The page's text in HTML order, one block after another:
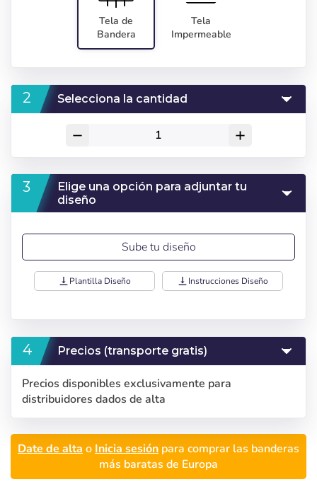
Usuario (CIF/NIF):
Selecciona tu idioma
Tela de
Bandera
Tela
Impermeable
Selecciona la cantidad
remove add
Elige una opción para adjuntar tu
diseño
Sube tu diseño
vertical_align_bottom Plantilla Diseño vertical_align_bottom Instrucciones Diseño
Precios (transporte gratis)
Precios disponibles exclusivamente para
distribuidores dados de alta
Date de alta o Inicia sesión para comprar las banderas
más baratas de Europa